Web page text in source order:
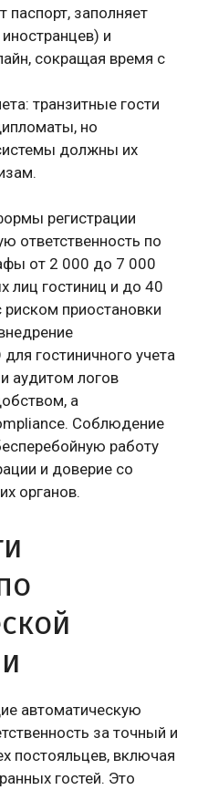
паспорт, заполняет
и
сокращая время с
транзитные гости
но
должны их
регистрации
ответственность по
от 2 000 до 7 000
лиц гостиниц и до 40
приостановки
гостиничного учета
аудитом логов
а
Соблюдение
работу
и доверие со
органов.
автоматическую
за точный и
постояльцев, включая
гостей. Это